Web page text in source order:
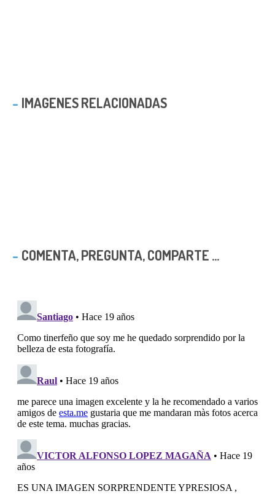
IMAGENES RELACIONADAS
COMENTA, PREGUNTA, COMPARTE ...